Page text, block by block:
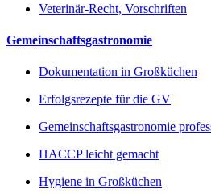
Veterinär-Recht, Vorschriften
Gemeinschaftsgastronomie
Dokumentation in Großküchen
Erfolgsrezepte für die GV
Gemeinschaftsgastronomie
HACCP leicht gemacht
Hygiene in Großküchen